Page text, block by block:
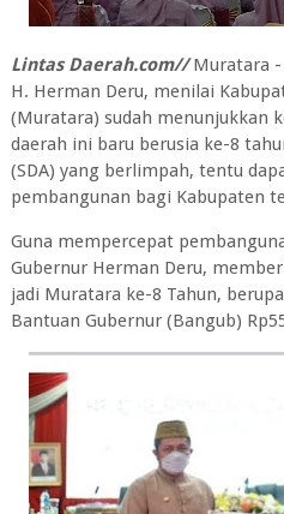
Lintas Daerah.com//Muratara -
H. Herman Deru, menilai
(Muratara) sudah menunjukkan
daerah ini baru berusia ke-8
(SDA) yang berlimpah, tentu
pembangunan bagi Kabupaten
Guna mempercepat
Gubernur Herman Deru,
jadi Muratara ke-8 Tahun,
Bantuan Gubernur (Bangub)